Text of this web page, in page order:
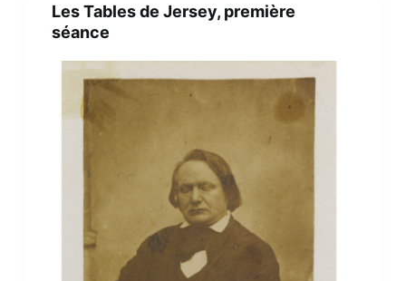
Les Tables de Jersey, première
séance